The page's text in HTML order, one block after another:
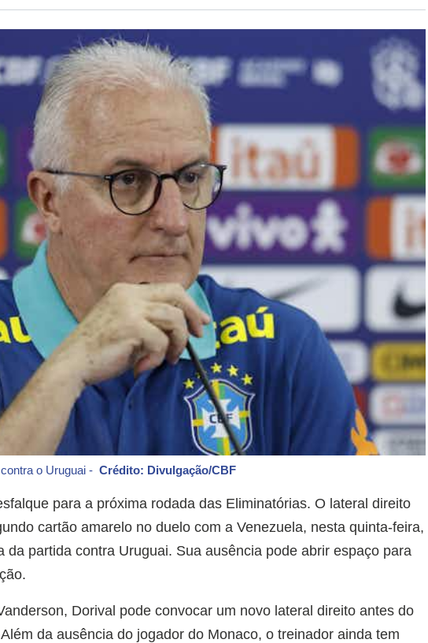
contra o Uruguai -Crédito: Divulgação/CBF
para a próxima rodada das Eliminatórias. O lateral direito
cartão amarelo no duelo com a Venezuela, nesta quinta-feira,
da partida contra Uruguai. Sua ausência pode abrir espaço para
Dorival pode convocar um novo lateral direito antes do
da ausência do jogador do Monaco, o treinador ainda tem